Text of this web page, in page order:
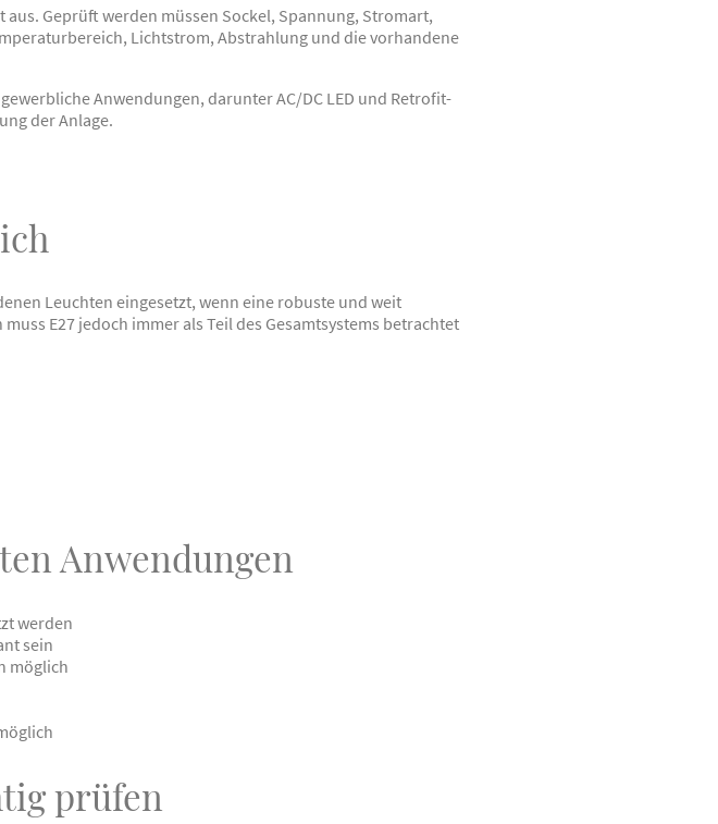
Geprüft werden müssen Sockel, Spannung, Stromart,
Lichtstrom, Abstrahlung und die vorhandene
Anwendungen, darunter AC/DC LED und Retrofit-
der Anlage.
Leuchten eingesetzt, wenn eine robuste und weit
E27 jedoch immer als Teil des Gesamtsystems betrachtet
Anwendungen
werden
sein
möglich
prüfen